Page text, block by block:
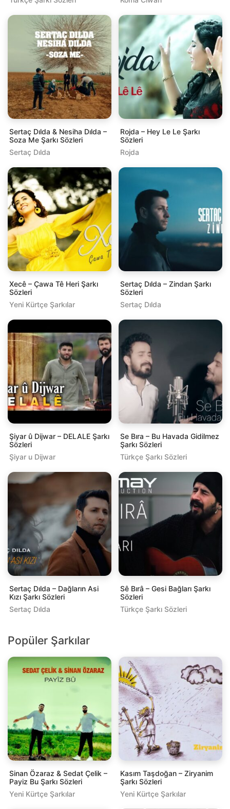
Sertaç Dılda & Nesiha Dılda –
Soza Me Şarkı Sözleri
Sertaç Dılda
Rojda – Hey Le Le Şarkı
Sözleri
Rojda
Xecê – Çawa Tê Heri Şarkı
Sözleri
Yeni Kürtçe Şarkılar
Sertaç Dılda – Zindan Şarkı
Sözleri
Sertaç Dılda
Şiyar û Dijwar – DELALE Şarkı
Sözleri
Şiyar u Dijwar
Se Bıra – Bu Havada Gidilmez
Şarkı Sözleri
Türkçe Şarkı Sözleri
Sertaç Dılda – Dağların Asi
Kızı Şarkı Sözleri
Sertaç Dılda
Sê Bırâ – Gesi Bağları Şarkı
Sözleri
Türkçe Şarkı Sözleri
Popüler Şarkılar
Sinan Özaraz & Sedat Çelik –
Payiz Bu Şarkı Sözleri
Yeni Kürtçe Şarkılar
Kasım Taşdoğan – Ziryanim
Şarkı Sözleri
Yeni Kürtçe Şarkılar